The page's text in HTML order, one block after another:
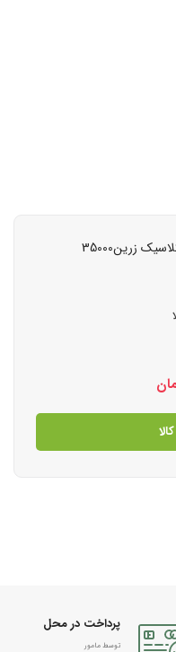
زرین35000
پرداخت در محل
توسط مامور